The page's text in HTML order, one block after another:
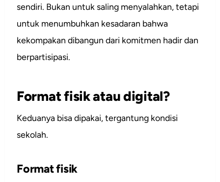
sendiri. Bukan untuk saling menyalahkan, tetapi
untuk menumbuhkan kesadaran bahwa
kekompakan dibangun dari komitmen hadir dan
berpartisipasi.
Format fisik atau digital?
Keduanya bisa dipakai, tergantung kondisi
sekolah.
Format fisik